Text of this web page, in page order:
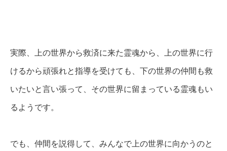
実際、上の世界から救済に来た霊魂から、上の世界に行
けるから頑張れと指導を受けても、下の世界の仲間も救
いたいと言い張って、その世界に留まっている霊魂もい
るようです。
でも、仲間を説得して、みんなで上の世界に向かうのと